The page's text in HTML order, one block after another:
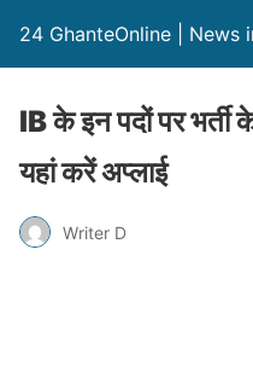
24 GhanteOnline | News
IB के इन पदों पर
यहां करें अप्लाई
Writer D